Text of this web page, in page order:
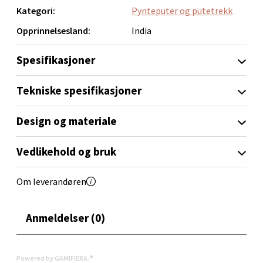
Kategori:
Pynteputer og putetrekk
Opprinnelsesland:
India
Spesifikasjoner
Tekniske spesifikasjoner
Design og materiale
Vedlikehold og bruk
Om leverandøren
Anmeldelser (0)
Powered by GAMIFIERA.®
Orkanger - Thon Senter Orkanger
Thon Senter Orkanger, Orkdalsveien 113, 7300
Orkanger
Åpent i dag 09-20
0 i butikk
Sandvika - Thon Senter Sandvika
Brodtkorbsgate 7, 1338 Sandvika